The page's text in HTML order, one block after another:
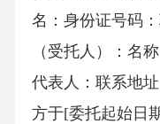
名：身份证号码
（受托人）：名
代表人：联系地
方于[委托起始日